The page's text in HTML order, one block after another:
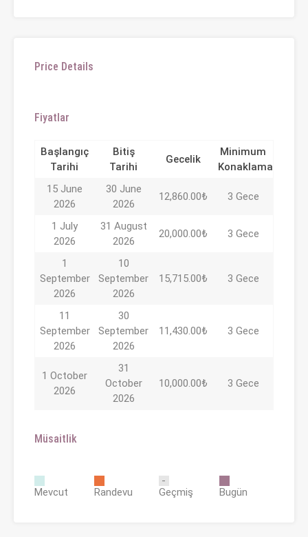
Price Details
Fiyatlar
Başlangıç
Tarihi
Bitiş
Tarihi
Gecelik
Minimum
Konaklama
15 June
2026
30 June
2026
12,860.00₺ 3 Gece
1 July
2026
31 August
2026
20,000.00₺ 3 Gece
1
September
2026
10
September
2026
15,715.00₺ 3 Gece
11
September
2026
30
September
2026
11,430.00₺ 3 Gece
1 October
2026
31
October
2026
10,000.00₺ 3 Gece
Müsaitlik
Mevcut Randevu Geçmiş Bugün